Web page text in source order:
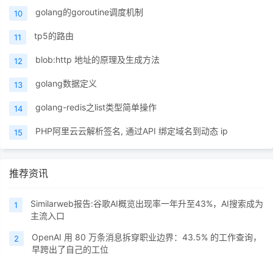
10 golang的goroutine调度机制
11 tp5的路由
12 blob:http 地址的原理及生成方法
13 golang数据定义
14 golang-redis之list类型简单操作
15 PHP阿里云云解析签名, 通过API 绑定域名到动态 ip
推荐资讯
1
Similarweb报告:谷歌AI概览出现率一年升至43%，AI搜索成为
主流入口
2
OpenAI 用 80 万条消息拆穿职业边界：43.5% 的工作查询，
早跨出了自己的工位